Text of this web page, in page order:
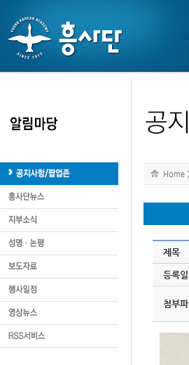
Home
제목
등록일
첨부